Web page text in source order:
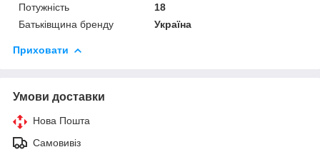
Потужність
18
Батьківщина бренду
Україна
Приховати
Умови доставки
Нова Пошта
Самовивіз